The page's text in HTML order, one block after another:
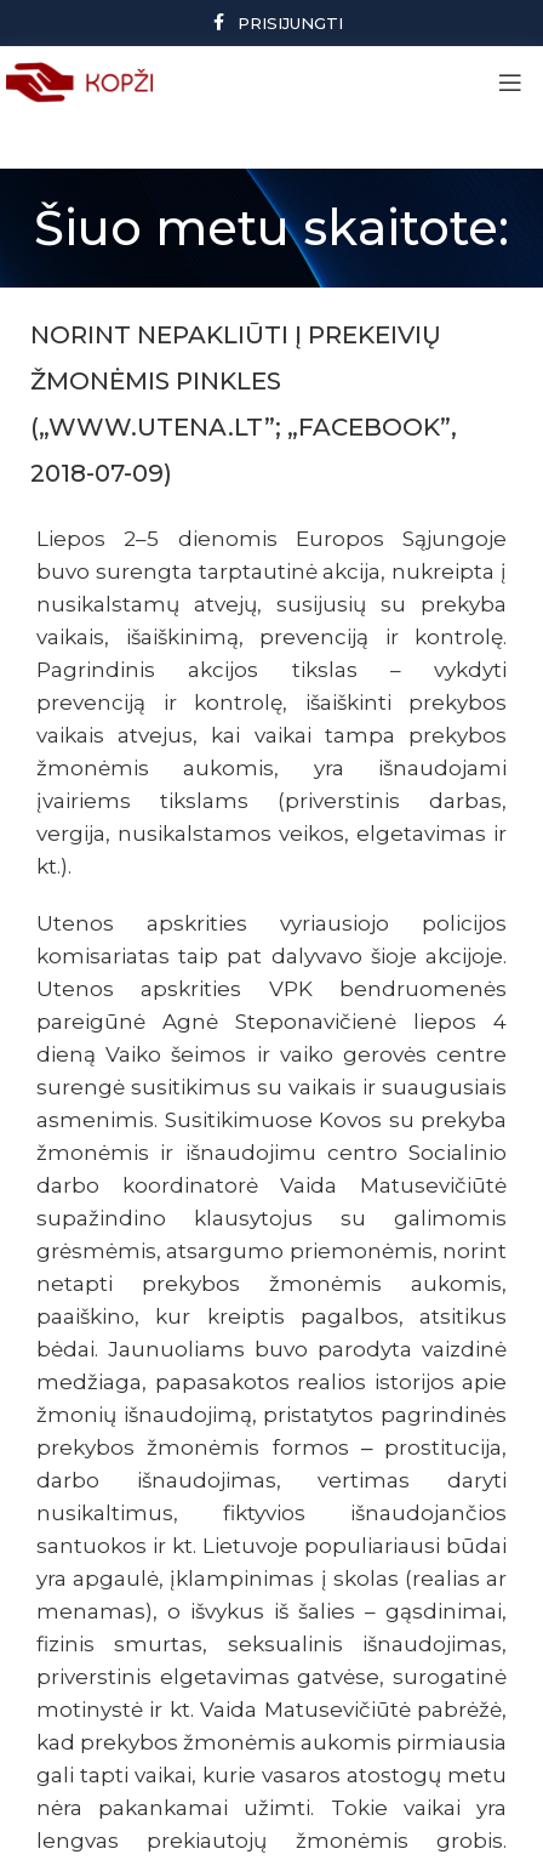
PRISIJUNGTI
Šiuo metu skaitote:
NORINT NEPAKLIŪTI Į PREKEIVIŲ
ŽMONĖMIS PINKLES
(„WWW.UTENA.LT”; „FACEBOOK”,
2018-07-09)
Liepos 2–5 dienomis Europos Sąjungoje
buvo surengta tarptautinė akcija, nukreipta į
nusikalstamų atvejų, susijusių su prekyba
vaikais, išaiškinimą, prevenciją ir kontrolę.
Pagrindinis akcijos tikslas – vykdyti
prevenciją ir kontrolę, išaiškinti prekybos
vaikais atvejus, kai vaikai tampa prekybos
žmonėmis aukomis, yra išnaudojami
įvairiems tikslams (priverstinis darbas,
vergija, nusikalstamos veikos, elgetavimas ir
kt.).
Utenos apskrities vyriausiojo policijos
komisariatas taip pat dalyvavo šioje akcijoje.
Utenos apskrities VPK bendruomenės
pareigūnė Agnė Steponavičienė liepos 4
dieną Vaiko šeimos ir vaiko gerovės centre
surengė susitikimus su vaikais ir suaugusiais
asmenimis. Susitikimuose Kovos su prekyba
žmonėmis ir išnaudojimu centro Socialinio
darbo koordinatorė Vaida Matusevičiūtė
supažindino klausytojus su galimomis
grėsmėmis, atsargumo priemonėmis, norint
netapti prekybos žmonėmis aukomis,
paaiškino, kur kreiptis pagalbos, atsitikus
bėdai. Jaunuoliams buvo parodyta vaizdinė
medžiaga, papasakotos realios istorijos apie
žmonių išnaudojimą, pristatytos pagrindinės
prekybos žmonėmis formos ‒ prostitucija,
darbo išnaudojimas, vertimas daryti
nusikaltimus, fiktyvios išnaudojančios
santuokos ir kt. Lietuvoje populiariausi būdai
yra apgaulė, įklampinimas į skolas (realias ar
menamas), o išvykus iš šalies – gąsdinimai,
fizinis smurtas, seksualinis išnaudojimas,
priverstinis elgetavimas gatvėse, surogatinė
motinystė ir kt. Vaida Matusevičiūtė pabrėžė,
kad prekybos žmonėmis aukomis pirmiausia
gali tapti vaikai, kurie vasaros atostogų metu
nėra pakankamai užimti. Tokie vaikai yra
lengvas prekiautojų žmonėmis grobis.